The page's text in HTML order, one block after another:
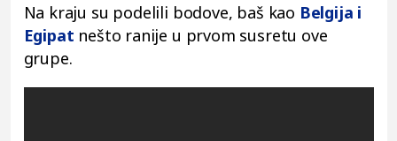
Na kraju su podelili bodove, baš kao Belgija i
Egipat nešto ranije u prvom susretu ove
grupe.